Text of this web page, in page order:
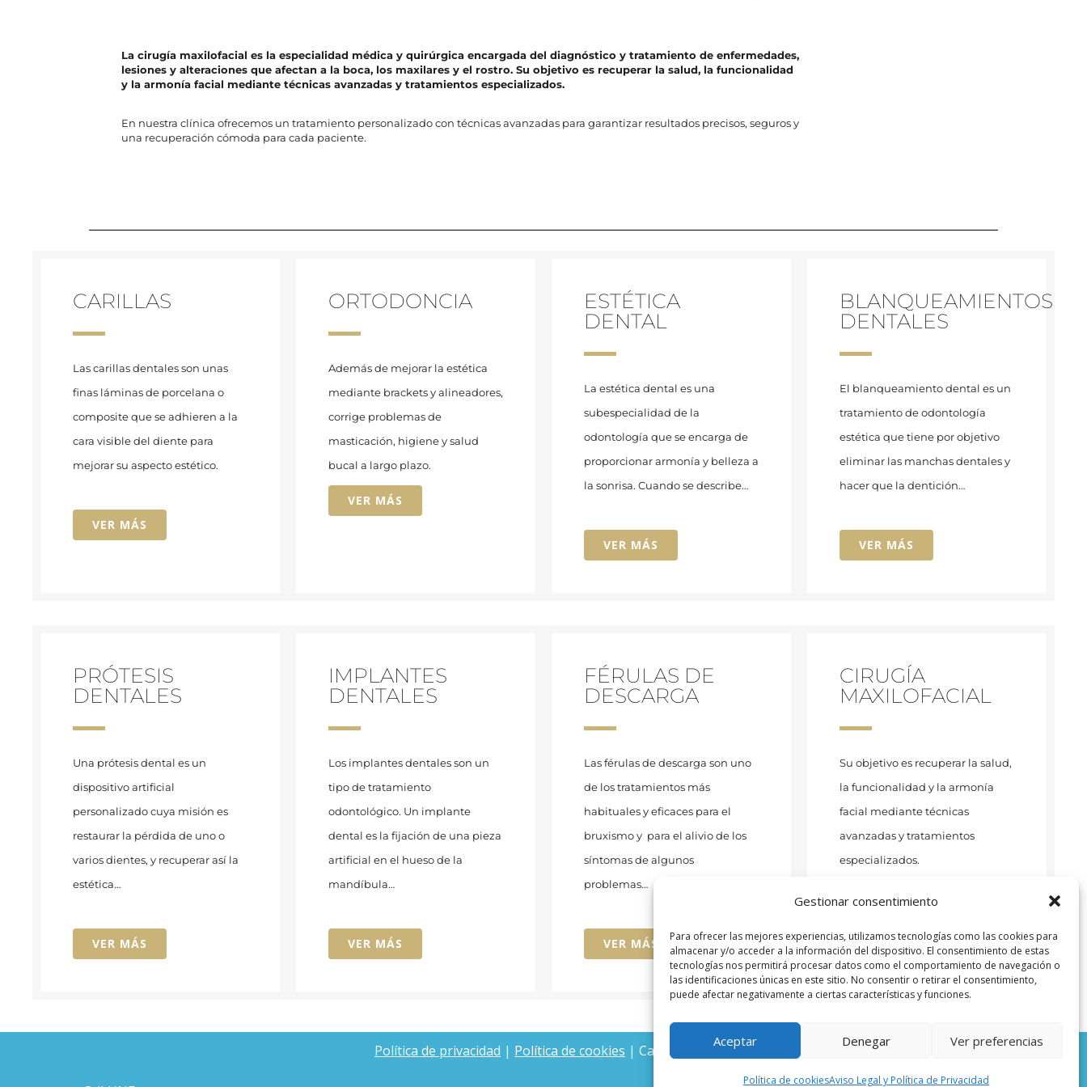
Gestionar consentimiento
Para ofrecer las mejores experiencias, utilizamos tecnologías como las cookies para
almacenar y/o acceder a la información del dispositivo. El consentimiento de estas
tecnologías nos permitirá procesar datos como el comportamiento de navegación o
las identificaciones únicas en este sitio. No consentir o retirar el consentimiento,
puede afectar negativamente a ciertas características y funciones.
Aceptar Denegar Ver preferencias
Política de cookiesAviso Legal y Política de Privacidad
La cirugía maxilofacial es la especialidad médica y quirúrgica encargada del diagnóstico y tratamiento de enfermedades,
lesiones y alteraciones que afectan a la boca, los maxilares y el rostro. Su objetivo es recuperar la salud, la funcionalidad
y la armonía facial mediante técnicas avanzadas y tratamientos especializados.
En nuestra clínica ofrecemos un tratamiento personalizado con técnicas avanzadas para garantizar resultados precisos, seguros y
una recuperación cómoda para cada paciente.
CARILLAS
Las carillas dentales son unas
finas láminas de porcelana o
composite que se adhieren a la
cara visible del diente para
mejorar su aspecto estético.
VER MÁS
ORTODONCIA
Además de mejorar la estética
mediante brackets y alineadores,
corrige problemas de
masticación, higiene y salud
bucal a largo plazo.
VER MÁS
ESTÉTICA
DENTAL
La estética dental es una
subespecialidad de la
odontología que se encarga de
proporcionar armonía y belleza a
la sonrisa. Cuando se describe…
VER MÁS
BLANQUEAMIENTOS
DENTALES
El blanqueamiento dental es un
tratamiento de odontología
estética que tiene por objetivo
eliminar las manchas dentales y
hacer que la dentición…
VER MÁS
PRÓTESIS
DENTALES
Una prótesis dental es un
dispositivo artificial
personalizado cuya misión es
restaurar la pérdida de uno o
varios dientes, y recuperar así la
estética…
VER MÁS
IMPLANTES
DENTALES
Los implantes dentales son un
tipo de tratamiento
odontológico. Un implante
dental es la fijación de una pieza
artificial en el hueso de la
mandíbula…
VER MÁS
FÉRULAS DE
DESCARGA
Las férulas de descarga son uno
de los tratamientos más
habituales y eficaces para el
bruxismo y para el alivio de los
síntomas de algunos
problemas…
VER MÁS
CIRUGÍA
MAXILOFACIAL
Su objetivo es recuperar la salud,
la funcionalidad y la armonía
facial mediante técnicas
avanzadas y tratamientos
especializados.
Política de privacidad | Política de cookies | Calle Iñigo Arista 21, bajo. Pamplona - Teléfono: 948 279 508